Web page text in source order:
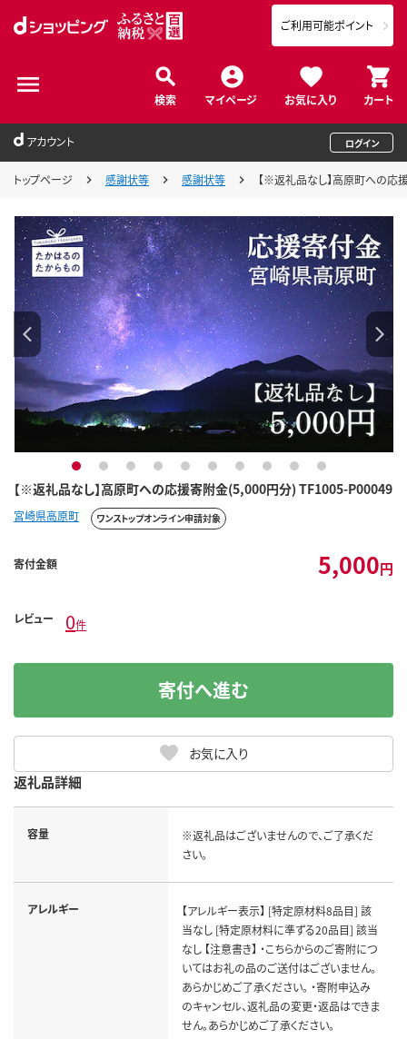
検索 マイページ お気に入り カート
ご利用可能ポイント
アカウント ログイン
トップページ 感謝状等 感謝状等 【※返礼品なし】高原町への
【※返礼品なし】高原町への応援寄附金(5,000円分) TF1005-P00049
1 2 3 4 5 6 7 8 9 10
宮崎県高原町 ワンストップオンライン申請対象
寄付金額 5,000円
レビュー 0件
お気に入り
寄付へ進む
返礼品詳細
容量
※返礼品はございませんので、ご了承くだ
さい。
アレルギー
【アレルギー表示】 [特定原材料8品目] 該
当なし [特定原材料に準ずる20品目] 該当
なし 【注意書き】 ・こちらからのご寄附につ
いてはお礼の品のご送付はございません。
あらかじめご了承ください。 ・寄附申込み
のキャンセル、返礼品の変更・返品はできま
せん。あらかじめご了承ください。